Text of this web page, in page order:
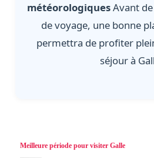
météorologiquesAvant
de voyage, une bonne
permettra de profiter
séjour à
Meilleure période pour visiter Galle